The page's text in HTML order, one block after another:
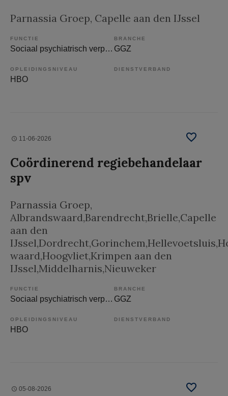
Parnassia Groep, Capelle aan den IJssel
FUNCTIE
Sociaal psychiatrisch verpleegkundige
BRANCHE
GGZ
OPLEIDINGSNIVEAU
HBO
DIENSTVERBAND
11-06-2026
Coördinerend regiebehandelaar
spv
Parnassia Groep,
Albrandswaard,Barendrecht,Brielle,Capelle
aan den
waard,Hoogvliet,Krimpen aan den
IJssel,Middelharnis,Nieuweker
FUNCTIE
Sociaal psychiatrisch verpleegkundige
BRANCHE
GGZ
OPLEIDINGSNIVEAU
HBO
DIENSTVERBAND
05-08-2026